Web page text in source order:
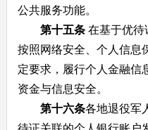
公共服务功能。
第十五条在基于优
按照网络安全、个人信息
定要求，履行个人金融信
资金与信息安全。
第十六条各地退役军